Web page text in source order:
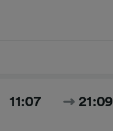
11:07 21:09